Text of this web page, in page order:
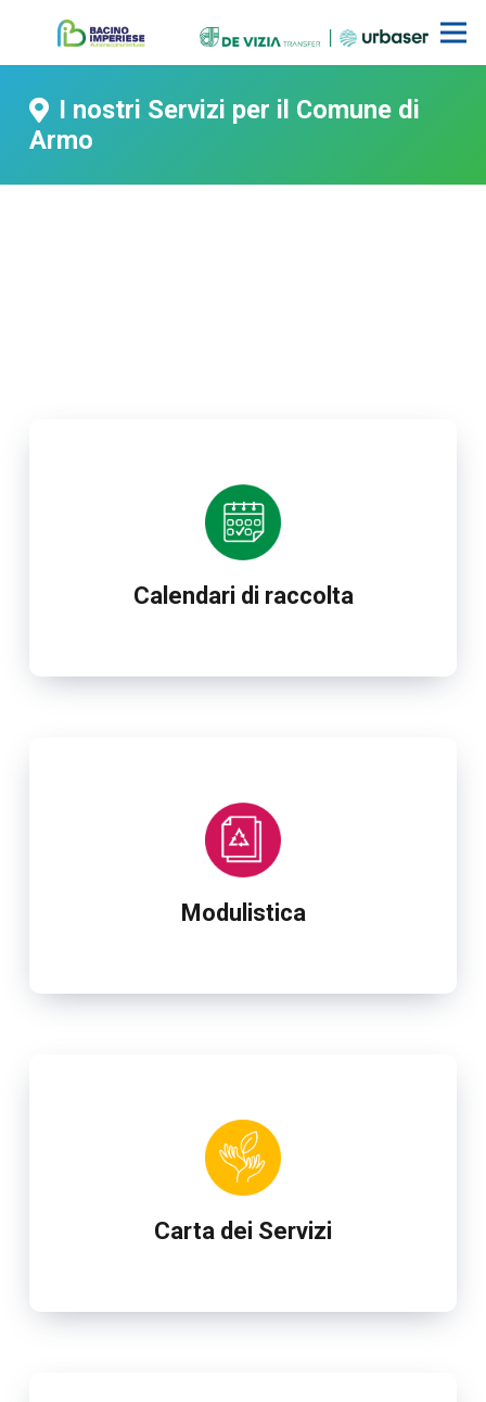
I nostri Servizi per il Comune di
Armo
Calendari di raccolta
Modulistica
Carta dei Servizi